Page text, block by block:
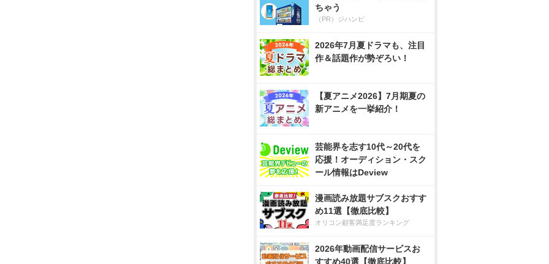
ちゃう
（PR）ジハンピ
2026年7月夏ドラマも、注目
作＆話題作が勢ぞろい！
【夏アニメ2026】7月期夏の
新アニメを一挙紹介！
芸能界を志す10代～20代を
応援！オーディション・スク
ール情報はDeview
漫画読み放題サブスクおすす
め11選【徹底比較】
オリコン顧客満足度ランキング
2026年動画配信サービスお
すすめ40選【徹底比較】